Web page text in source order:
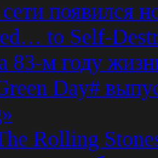
появился
to Self-
83-м году
Day#
Rolling